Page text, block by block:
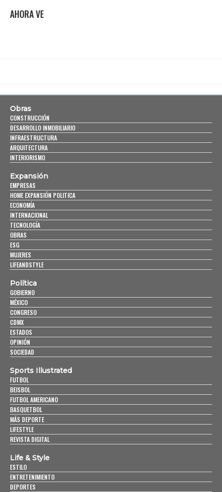
AHORA VE
Obras
CONSTRUCCIÓN
DESARROLLO INMOBILIARIO
INFRAESTRUCTURA
ARQUITECTURA
INTERIORISMO
Expansión
EMPRESAS
HOME EXPANSIÓN POLITICA
ECONOMÍA
INTERNACIONAL
TECNOLOGÍA
OBRAS
ESG
MUJERES
LIFEANDSTYLE
Política
GOBIERNO
MÉXICO
CONGRESO
CDMX
ESTADOS
OPINIÓN
SOCIEDAD
Sports Illustrated
FUTBOL
BEISBOL
FUTBOL AMERICANO
BASQUETBOL
MÁS DEPORTE
LIFESTYLE
REVISTA DIGITAL
Life & Style
ESTILO
ENTRETENIMIENTO
DEPORTES